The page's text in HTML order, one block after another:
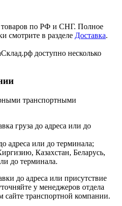
по РФ и СНГ. Полное
смотрите в разделе Доставка.
доступно несколько
транспортными
груза до адреса или до
адреса или до терминала;
Казахстан, Беларусь,
до терминала.
до адреса или присутствие
у менеджеров отдела
транспортной компании.